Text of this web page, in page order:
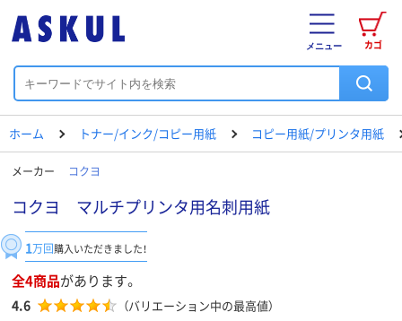
カゴ
メニュー
ホーム トナー/インク/コピー用紙 コピー用紙/プリンタ用紙
メーカー コクヨ
コクヨ マルチプリンタ用名刺用紙
1万回購入いただきました！
全4商品があります。
4.6 （バリエーション中の最高値）